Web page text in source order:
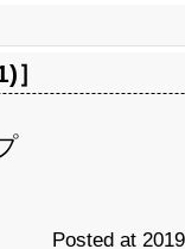
］
Posted at